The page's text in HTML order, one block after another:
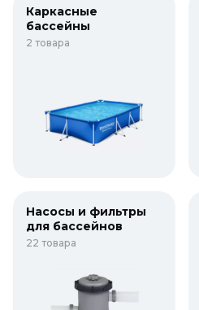
Каркасные
бассейны
2 товара
Насосы и фильтры
для бассейнов
22 товара